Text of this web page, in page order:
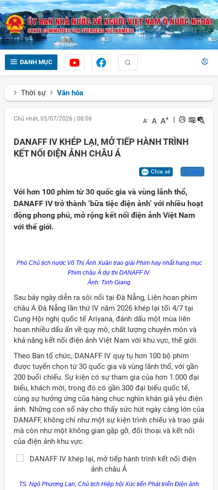
DANH MỤC
Thời sự Văn hóa
Chủ nhật, 05/07/2026 08:06 A- A A+ |
DANAFF IV KHÉP LẠI, MỞ TIẾP HÀNH TRÌNH
KẾT NỐI ĐIỆN ẢNH CHÂU Á
Chia sẻ Lưu
Với hơn 100 phim từ 30 quốc gia và vùng lãnh thổ,
DANAFF IV trở thành ‘bữa tiệc điện ảnh’ với nhiều hoạt
động phong phú, mở rộng kết nối điện ảnh Việt Nam
với thế giới.
Phó Chủ tịch nước Võ Thị Ánh Xuân trao giải Phim hay nhất hạng mục
Phim châu Á dự thi DANAFF IV.
Ảnh: Tịnh Giang
Sau bảy ngày diễn ra sôi nổi tại Đà Nẵng, Liên hoan phim
châu Á Đà Nẵng lần thứ IV năm 2026 khép lại tối 4/7 tại
Cung Hội nghị quốc tế Ariyana, đánh dấu một mùa liên
hoan nhiều dấu ấn về quy mô, chất lượng chuyên môn và
khả năng kết nối điện ảnh Việt Nam với khu vực, thế giới.
Theo Ban tổ chức, DANAFF IV quy tụ hơn 100 bộ phim
được tuyển chọn từ 30 quốc gia và vùng lãnh thổ, với gần
200 buổi chiếu. Sự kiện có sự tham gia của hơn 1.000 đại
biểu, khách mời, trong đó có gần 300 đại biểu quốc tế,
cùng sự hưởng ứng của hàng chục nghìn khán giả yêu điện
ảnh. Những con số này cho thấy sức hút ngày càng lớn của
DANAFF, không chỉ như một sự kiện trình chiếu và trao giải
mà còn như một không gian gặp gỡ, đối thoại và kết nối
của điện ảnh khu vực.
TS. Ngô Phương Lan, Chủ tịch Hiệp hội Xúc tiến Phát triển Điện ảnh